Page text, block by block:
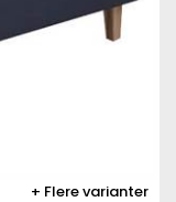
Flere varianter